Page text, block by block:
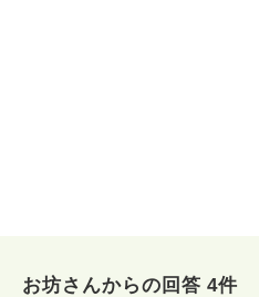
お坊さんからの回答 4件